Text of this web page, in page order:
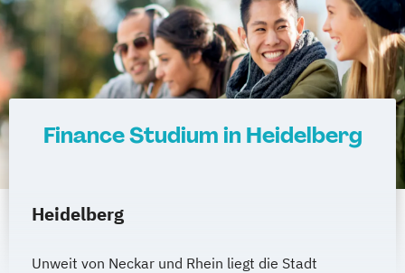
Elektronik
Elektrotechnik und Informationstechnik -
Energie- und Umwelttechnik
Informatik - Angewandte Informatik
Informatik - Informatik mit Ausrichtung
Integrated Engineering - Projekt
Integrated Engineering - Service
Finance Studium in Heidelberg
Heidelberg
Unweit von Neckar und Rhein liegt die Stadt